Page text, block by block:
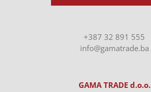
+387 32 891 555
info@gamatrade.ba
GAMA TRADE d.o.o.